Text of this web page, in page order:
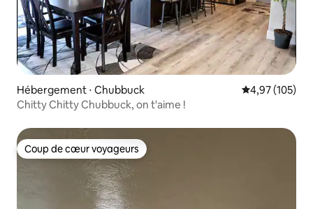
Hébergement ⋅ Chubbuck Évaluation
4,97 (105)
Chitty Chitty Chubbuck, on t'aime !
Coup de cœur voyageurs
Coup de cœur voyageurs